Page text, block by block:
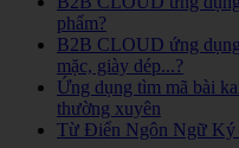
phẩm?
B2B CLOUD ứng
mặc, giày dép...?
Ứng dụng tìm mã bài
thường xuyên
Từ Điển Ngôn Ngữ Ký